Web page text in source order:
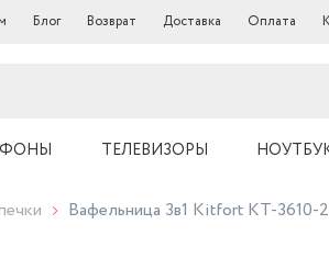
Блог Возврат Доставка Оплата
ТЕЛЕВИЗОРЫ
Вафельница 3в1 Kitfort КТ-3610-